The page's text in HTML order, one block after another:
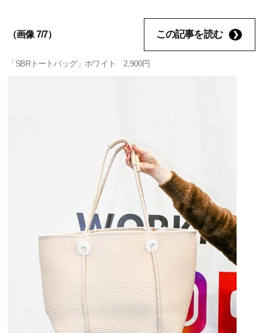
（画像 7/7） この記事を読む
「SBRトートバッグ」ホワイト 2,900円